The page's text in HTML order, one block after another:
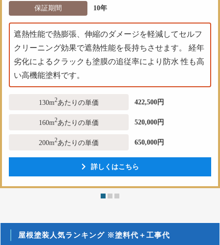
保証期間 10年
遮熱性能で熱膨張、伸縮のダメージを軽減してセルフ
クリーニング効果で遮熱性能を長持ちさせます。 経年
劣化によるクラックも塗膜の追従率により防水 性も高
い高機能塗料です。
130m2あたりの単価 422,500円
160m2あたりの単価 520,000円
200m2あたりの単価 650,000円
詳しくはこちら
屋根塗装人気ランキング ※塗料代＋工事代